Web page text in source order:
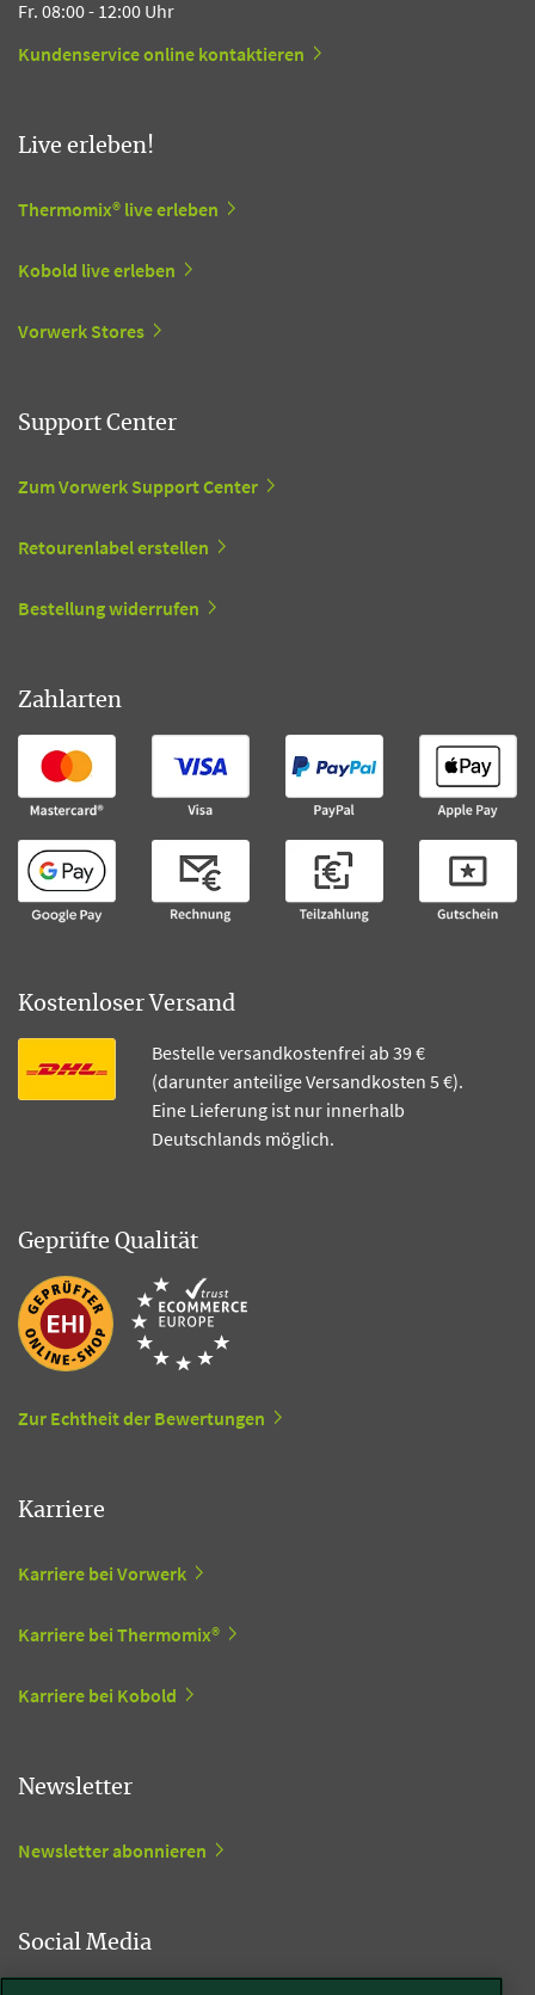
Fr. 08:00 - 12:00 Uhr
Kundenservice online kontaktieren
Live erleben!
Thermomix® live erleben
Kobold live erleben
Vorwerk Stores
Support Center
Zum Vorwerk Support Center
Retourenlabel erstellen
Bestellung widerrufen
Zahlarten
Kostenloser Versand
Bestelle versandkostenfrei ab 39 €
(darunter anteilige Versandkosten 5 €).
Eine Lieferung ist nur innerhalb
Deutschlands möglich.
Geprüfte Qualität
Zur Echtheit der Bewertungen
Karriere
Karriere bei Vorwerk
Karriere bei Thermomix®
Karriere bei Kobold
Newsletter
Newsletter abonnieren
Social Media